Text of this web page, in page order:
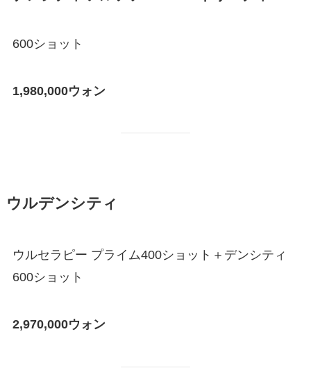
600ショット
1,980,000ウォン
ウルデンシティ
ウルセラピー プライム400ショット＋デンシティ
600ショット
2,970,000ウォン